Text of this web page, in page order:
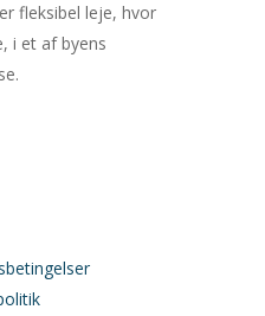
fleksibel leje, hvor
i et af byens